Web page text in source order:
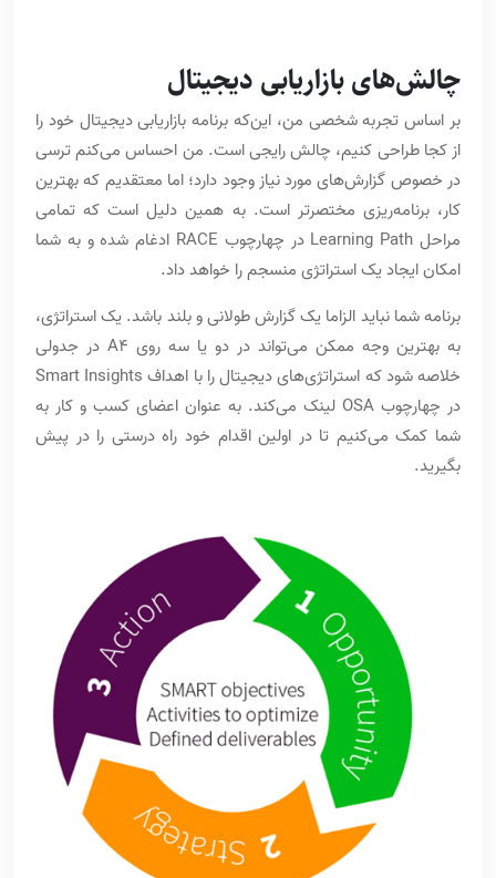
چالش‌های بازاریابی دیجیتال
بر اساس تجربه شخصی من، این‌که برنامه بازاریابی دیجیتال خود را
از کجا طراحی کنیم، چالش رایجی است. من احساس می‌کنم ترسی
در خصوص گزارش‌های مورد نیاز وجود دارد؛ اما معتقدیم که بهترین
کار، برنامه‌ریزی مختصرتر است. به همین دلیل است که تمامی
مراحل Learning Path در چهارچوب RACE ادغام شده و به شما
امکان ایجاد یک استراتژی منسجم را خواهد داد.
برنامه شما نباید الزاما یک گزارش طولانی و بلند باشد. یک استراتژی،
به بهترین وجه ممکن می‌تواند در دو یا سه روی A4 در جدولی
خلاصه شود که استراتژی‌های دیجیتال را با اهداف Smart Insights
در چهارچوب OSA لینک می‌کند. به عنوان اعضای کسب و کار به
شما کمک می‌کنیم تا در اولین اقدام خود راه درستی را در پیش
بگیرید.